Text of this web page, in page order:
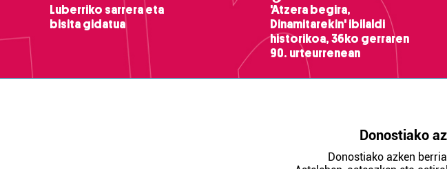
Luberriko sarrera eta
bisita gidatua
'Atzera begira,
Dinamitarekin' ibilaldi
historikoa, 36ko gerraren
90. urteurrenean
Donostiako
Donostiako azken